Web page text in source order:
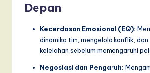
Depan
Kecerdasan Emosional (EQ):
dinamika tim, mengelola konflik, dan
kelelahan sebelum memengaruhi
Negosiasi dan Pengaruh: